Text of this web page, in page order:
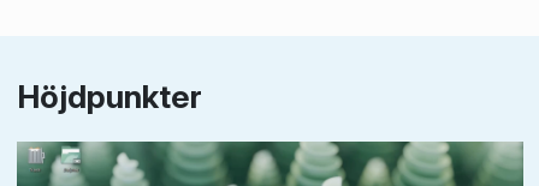
Höjdpunkter